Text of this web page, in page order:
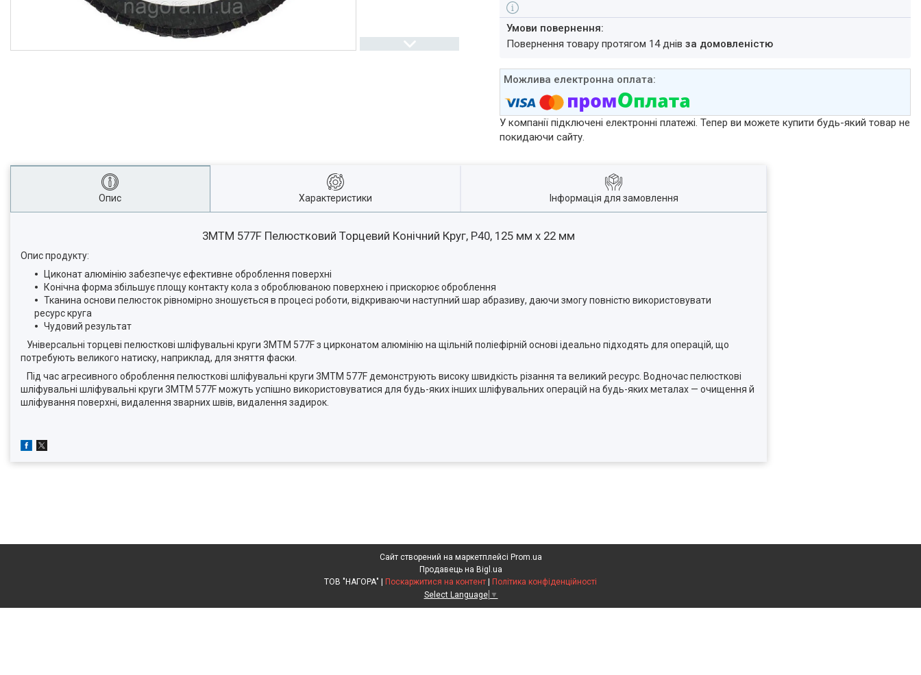
повернення товару протягом 14 днівза домовленістю
У компанії підключені електронні платежі. Тепер ви можете купити будь-який товар не
покидаючи сайту.
Опис Характеристики Інформація для замовлення
3MTM 577F Пелюстковий Торцевий Конічний Круг, P40, 125 мм х 22 мм
Опис продукту:
Циконат алюмінію забезпечує ефективне оброблення поверхні
Конічна форма збільшує площу контакту кола з оброблюваною поверхнею і прискорює оброблення
Тканина основи пелюсток рівномірно зношується в процесі роботи, відкриваючи наступний шар абразиву, даючи змогу повністю використовувати
ресурс круга
Чудовий результат
Універсальні торцеві пелюсткові шліфувальні круги 3МTM 577F з цирконатом алюмінію на щільній поліефірній основі ідеально підходять для операцій, що
потребують великого натиску, наприклад, для зняття фаски.
Під час агресивного оброблення пелюсткові шліфувальні круги 3МTM 577F демонструють високу швидкість різання та великий ресурс. Водночас пелюсткові
шліфувальні шліфувальні круги 3МTM 577F можуть успішно використовуватися для будь-яких інших шліфувальних операцій на будь-яких металах — очищення й
шліфування поверхні, видалення зварних швів, видалення задирок.
Сайт створений на маркетплейсі Prom.ua
Продавець на Bigl.ua
Поскаржитися на контент
Політика конфіденційності
Select Language ▼